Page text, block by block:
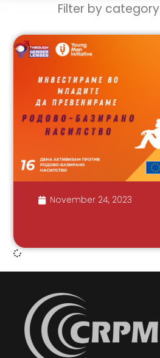
Filter by category
November 24, 2023